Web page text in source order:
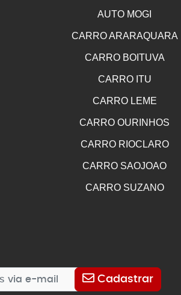
AUTO MOGI
CARRO ARARAQUARA
CARRO BOITUVA
CARRO ITU
CARRO LEME
CARRO OURINHOS
CARRO RIOCLARO
CARRO SAOJOAO
CARRO SUZANO
Cadastrar